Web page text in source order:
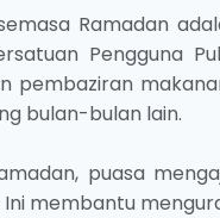
Ramadan
Pengguna
pembaziran
bulan-bulan lain.
puasa
membantu